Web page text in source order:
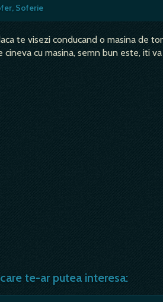
Soferie
te visezi conducand o masina de
cineva cu masina, semn bun este, iti
te-ar putea interesa: